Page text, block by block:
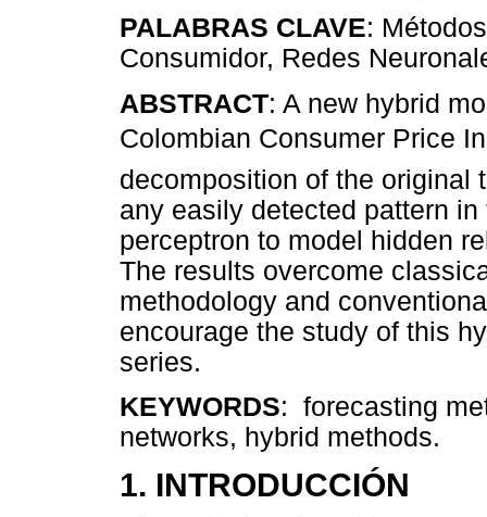
PALABRAS CLAVE:
Consumidor, Redes
ABSTRACT: A new hybrid
Colombian Consumer Price
decomposition of the original
any easily detected pattern
perceptron to model hidden
The results overcome
methodology and
encourage the study of this
series.
KEYWORDS: forecasting
networks, hybrid methods.
1. INTRODUCCIÓN